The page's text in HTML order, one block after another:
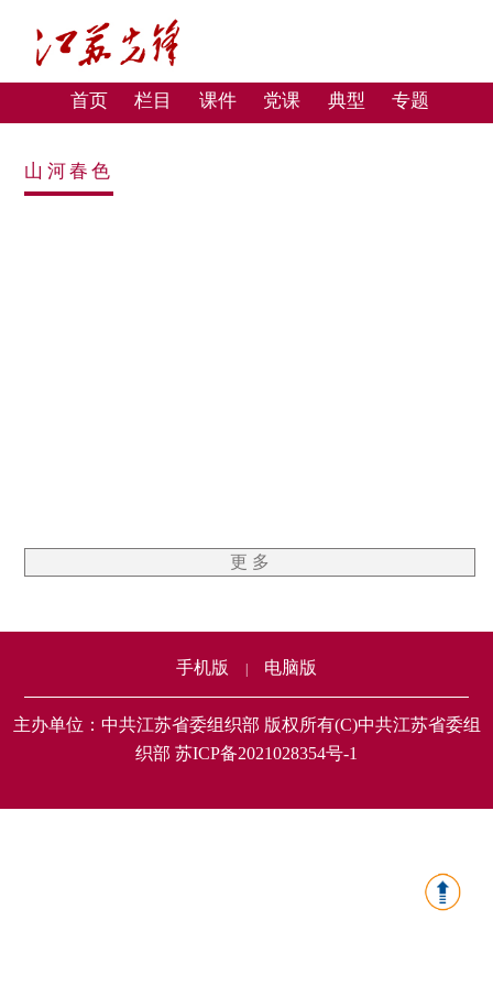
首页 栏目 课件 党课 典型 专题
山河春色
更 多
手机版 电脑版
主办单位：中共江苏省委组织部 版权所有(C)中共江苏省委组
织部 苏ICP备2021028354号-1